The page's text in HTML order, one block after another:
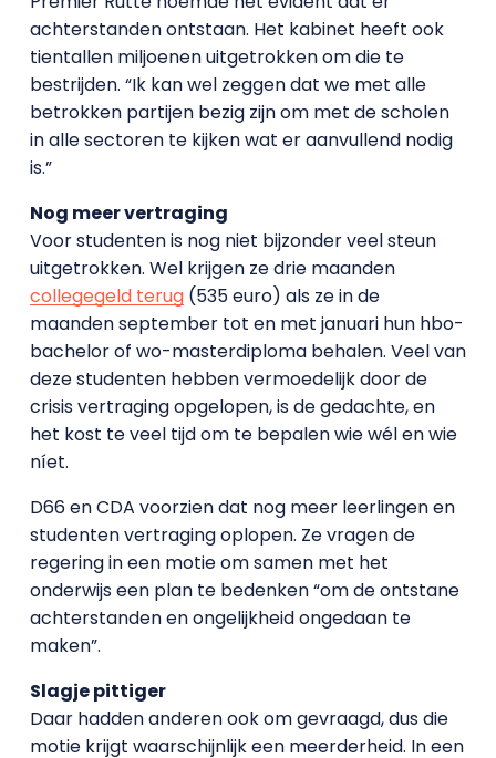
achterstanden ontstaan. Het kabinet heeft ook
tientallen miljoenen uitgetrokken om die te
bestrijden. “Ik kan wel zeggen dat we met alle
betrokken partijen bezig zijn om met de scholen
in alle sectoren te kijken wat er aanvullend nodig
is.”
Nog meer vertraging
Voor studenten is nog niet bijzonder veel steun
uitgetrokken. Wel krijgen ze drie maanden
collegegeld terug(535 euro) als ze in de
maanden september tot en met januari hun hbo-
bachelor of wo-masterdiploma behalen. Veel van
deze studenten hebben vermoedelijk door de
crisis vertraging opgelopen, is de gedachte, en
het kost te veel tijd om te bepalen wie wél en wie
níet.
D66 en CDA voorzien dat nog meer leerlingen en
studenten vertraging oplopen. Ze vragen de
regering in een motie om samen met het
onderwijs een plan te bedenken “om de ontstane
achterstanden en ongelijkheid ongedaan te
maken”.
Slagje pittiger
Daar hadden anderen ook om gevraagd, dus die
motie krijgt waarschijnlijk een meerderheid. In een